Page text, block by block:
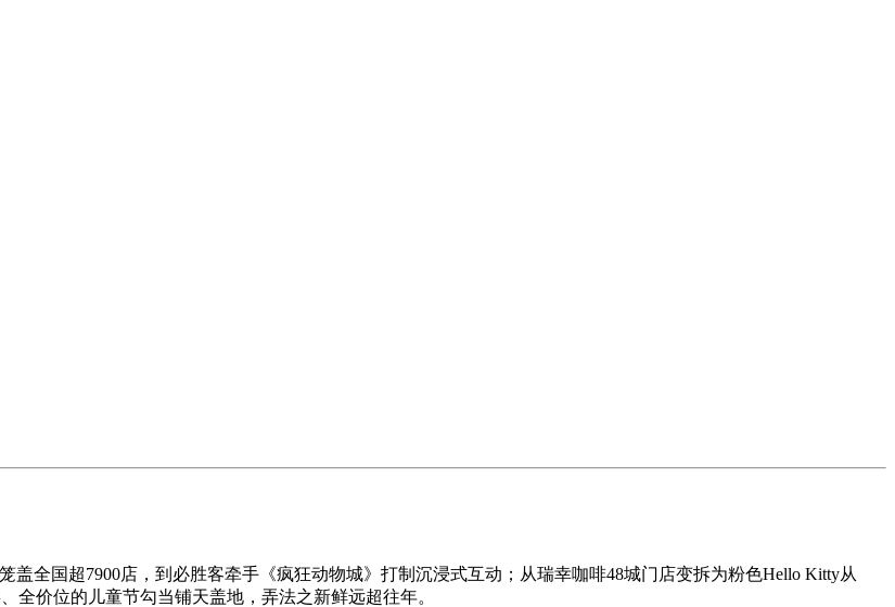
全国超7900店，到必胜客牵手《疯狂动物城》打制沉浸式互动；从瑞幸咖啡48城门店变拆为粉色Hello Kitty从
价位的儿童节勾当铺天盖地，弄法之新鲜远超往年。